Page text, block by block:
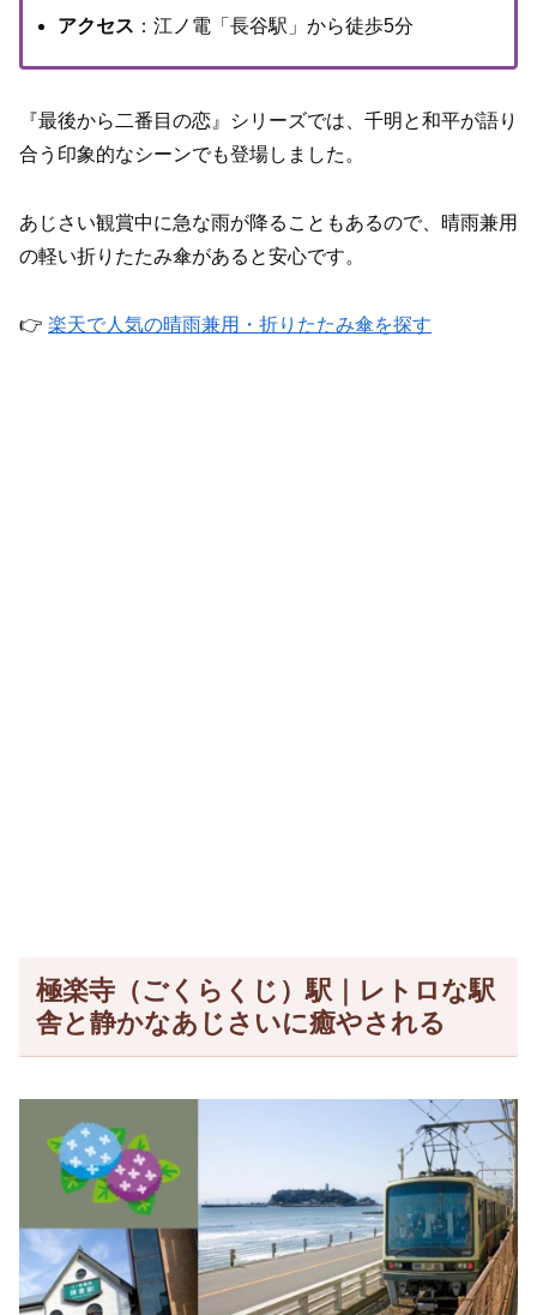
アクセス ：江ノ電「長谷駅」から徒歩5分
『最後から二番目の恋』シリーズでは、千明と和平が語り
合う印象的なシーンでも登場しました。
あじさい観賞中に急な雨が降ることもあるので、晴雨兼用
の軽い折りたたみ傘があると安心です。
👉 楽天で人気の晴雨兼用・折りたたみ傘を探す
極楽寺（ごくらくじ）駅｜レトロな駅
舎と静かなあじさいに癒やされる